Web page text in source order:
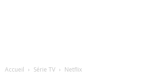
Accueil Série TV Netflix